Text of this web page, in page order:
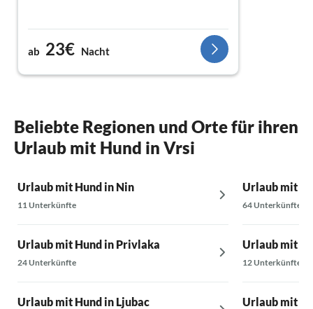
ab 23€ Nacht
Beliebte Regionen und Orte für ihren
Urlaub mit Hund in Vrsi
Urlaub mit Hund in Nin
11 Unterkünfte
Urlaub mit Hund in Privlaka
24 Unterkünfte
Urlaub mit Hund in Ljubac
Urlaub mit
64 Unterkünfte
Urlaub mit
12 Unterkünfte
Urlaub mit